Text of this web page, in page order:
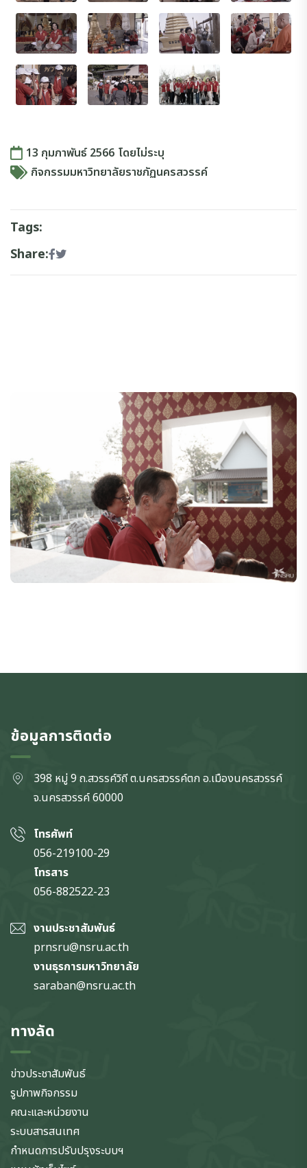
13 กุมภาพันธ์ 2566 โดยไม่ระบุ
กิจกรรมมหาวิทยาลัยราชภัฏนครสวรรค์
Tags:
Share:
ข้อมูลการติดต่อ
398 หมู่ 9 ถ.สวรรค์วิถี ต.นครสวรรค์ตก อ.เมืองนครสวรรค์
จ.นครสวรรค์60000
โทรศัพท์
056-219100-29
โทรสาร
056-882522-23
งานประชาสัมพันธ์
prnsru@nsru.ac.th
งานธุรการมหาวิทยาลัย
saraban@nsru.ac.th
ทางลัด
ข่าวประชาสัมพันธ์
รูปภาพกิจกรรม
คณะและหน่วยงาน
ระบบสารสนเทศ
กำหนดการปรับปรุงระบบฯ